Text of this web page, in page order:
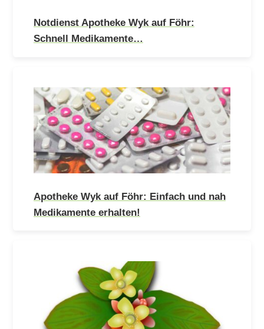
Notdienst Apotheke Wyk auf Föhr:
Schnell Medikamente…
Apotheke Wyk auf Föhr: Einfach und nah
Medikamente erhalten!